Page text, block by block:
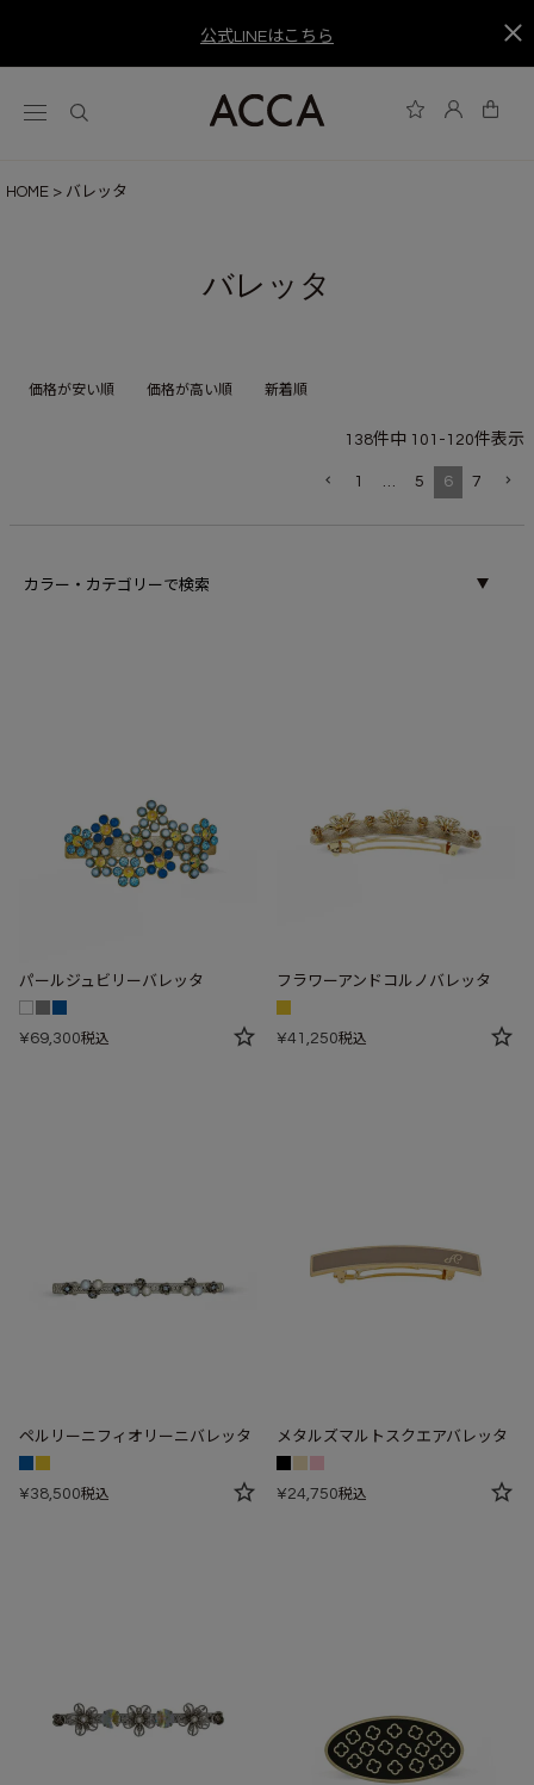
公式LINEはこちら
HOME バレッタ
バレッタ
価格が安い順 価格が高い順 新着順
138件中 101 - 120件表示
1 5 6 7
カラー・カテゴリーで検索
パールジュビリーバレッタ
¥69,300税込
フラワーアンドコルノバレッタ
¥41,250税込
ペルリーニフィオリーニバレッタ
¥38,500税込
メタルズマルトスクエアバレッタ
¥24,750税込